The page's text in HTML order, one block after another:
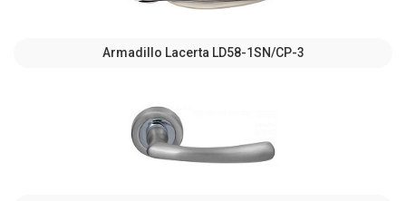
Armadillo Lacerta LD58-1SN/CP-3